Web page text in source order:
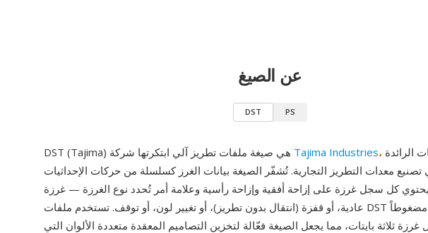
عن الصيغ
DST PS
Tajima Industries، إحدى الشركات الرائدة
تصنيع معدات التطريز التجارية. تُشفّر الصيغة بيانات الغرز كسلسلة من حركات الإحداثيات
كل سجل غرزة على إزاحة أفقية وإزاحة رأسية وعلامة أمر تُحدد نوع الغرزة — غرزة
عادية، أو قفزة (انتقال بدون تطريز)، أو تغيير لون، أو توقف. تستخدم ملفات DST ترميزاً ثنائياً مضغوطاً
ثلاثة بايتات، مما يجعل الصيغة فعّالة لتخزين التصاميم المعقدة متعددة الألوان التي